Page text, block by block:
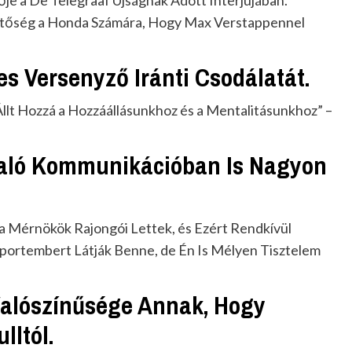
a Honda Számára, Hogy Max Verstappennel
Versenyző Iránti Csodálatát.
Hozzá a Hozzáállásunkhoz és a Mentalitásunkhoz” –
Kommunikációban Is Nagyon
Mérnökök Rajongói Lettek, és Ezért Rendkívül
Látják Benne, de Én Is Mélyen Tisztelem
Annak, Hogy